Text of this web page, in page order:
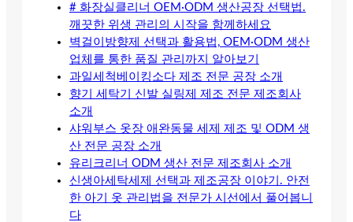
# 화장실클리너 OEM·ODM 생산공장 선택법.
깨끗한 위생 관리의 시작을 함께하세요
벽걸이방향제 선택과 활용법, OEM·ODM 생산
업체를 통한 품질 관리까지 알아보기
과일세척베이킹소다 제조 전문 공장 소개
향기 세탁기 신발 실링제 제조 전문 제조회사
소개
샤워부스 옷장 애완동물 세제 제조 및 ODM 생
산 전문 공장 소개
유리크리너 ODM 생산 전문 제조회사 소개
신생아세탁세제 선택과 제조공장 이야기. 안전
한 아기 옷 관리법을 전문가 시선에서 풀어봅니
다